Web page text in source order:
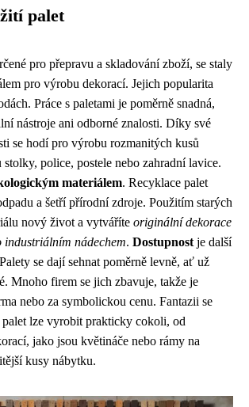
palet
pro přepravu a skladování zboží, se staly
pro výrobu dekorací. Jejich popularita
Práce s paletami je poměrně snadná,
nástroje ani odborné znalosti. Díky své
se hodí pro výrobu rozmanitých kusů
police, postele nebo zahradní lavice.
materiálem. Recyklace palet
a šetří přírodní zdroje. Použitím starých
nový život a vytváříte originální dekorace
industriálním nádechem. Dostupnost je další
se dají sehnat poměrně levně, ať už
Mnoho firem se jich zbavuje, takže je
nebo za symbolickou cenu. Fantazii se
palet lze vyrobit prakticky cokoli, od
jako jsou květináče nebo rámy na
kusy nábytku.